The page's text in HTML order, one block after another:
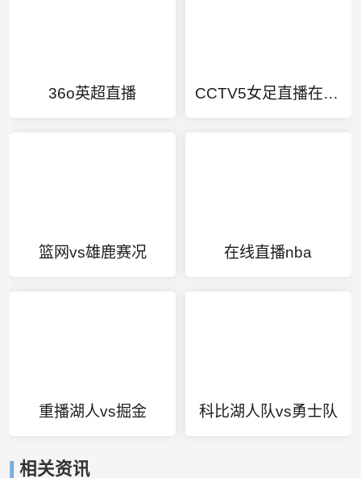
36o英超直播 CCTV5女足直播在线观看
篮网vs雄鹿赛况 在线直播nba
重播湖人vs掘金 科比湖人队vs勇士队
相关资讯